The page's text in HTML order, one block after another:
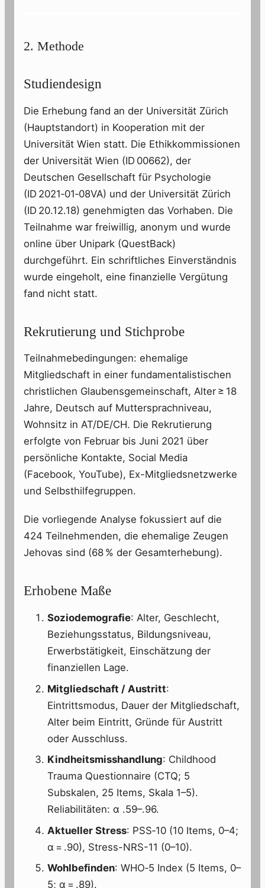
2. Methode
Studiendesign
Die Erhebung fand an der Universität Zürich
(Hauptstandort) in Kooperation mit der
Universität Wien statt. Die Ethikkommissionen
der Universität Wien (ID 00662), der
Deutschen Gesellschaft für Psychologie
(ID 2021‑01‑08VA) und der Universität Zürich
(ID 20.12.18) genehmigten das Vorhaben. Die
Teilnahme war freiwillig, anonym und wurde
online über Unipark (QuestBack)
durchgeführt. Ein schriftliches Einverständnis
wurde eingeholt, eine finanzielle Vergütung
fand nicht statt.
Rekrutierung und Stichprobe
Teilnahmebedingungen: ehemalige
Mitgliedschaft in einer fundamentalistischen
christlichen Glaubensgemeinschaft, Alter ≥ 18
Jahre, Deutsch auf Muttersprachniveau,
Wohnsitz in AT/DE/CH. Die Rekrutierung
erfolgte von Februar bis Juni 2021 über
persönliche Kontakte, Social Media
(Facebook, YouTube), Ex-Mitgliedsnetzwerke
und Selbsthilfegruppen.
Die vorliegende Analyse fokussiert auf die
424 Teilnehmenden, die ehemalige Zeugen
Jehovas sind (68 % der Gesamterhebung).
Erhobene Maße
Soziodemografie: Alter, Geschlecht,
Beziehungsstatus, Bildungsniveau,
Erwerbstätigkeit, Einschätzung der
finanziellen Lage.
Mitgliedschaft / Austritt:
Eintrittsmodus, Dauer der Mitgliedschaft,
Alter beim Eintritt, Gründe für Austritt
oder Ausschluss.
Kindheitsmisshandlung: Childhood
Trauma Questionnaire (CTQ; 5
Subskalen, 25 Items, Skala 1–5).
Reliabilitäten: α .59–.96.
Aktueller Stress: PSS‑10 (10 Items, 0–4;
α = .90), Stress-NRS-11 (0–10).
Wohlbefinden: WHO‑5 Index (5 Items, 0–
5; α = .89).